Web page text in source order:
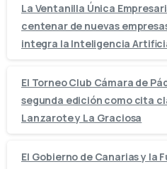
La Ventanilla Única
centenar de nuevas
integra la Inteligencia
El Torneo Club Cámara de
segunda edición como cita
Lanzarote y La Graciosa
El Gobierno de Canarias y la